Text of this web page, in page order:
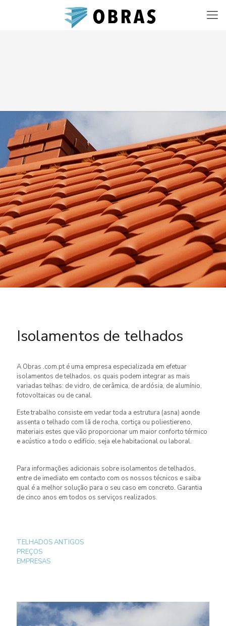
Isolamentos de telhados
A Obras .com.pt é uma empresa especializada em efetuar
isolamentos de telhados, os quais podem integrar as mais
variadas telhas: de vidro, de cerâmica, de ardósia, de alumínio,
fotovoltaicas ou de canal.
Este trabalho consiste em vedar toda a estrutura (asna) aonde
assenta o telhado com lã de rocha, cortiça ou poliestiereno,
materiais estes que vão proporcionar um maior conforto térmico
e acústico a todo o edifício, seja ele habitacional ou laboral.
Para informações adicionais sobre isolamentos de telhados,
entre de imediato em contacto com os nossos técnicos e saiba
qual é a melhor solução para o seu caso em concreto. Garantia
de cinco anos em todos os serviços realizados.
TELHADOS ANTIGOS
PREÇOS
EMPRESAS